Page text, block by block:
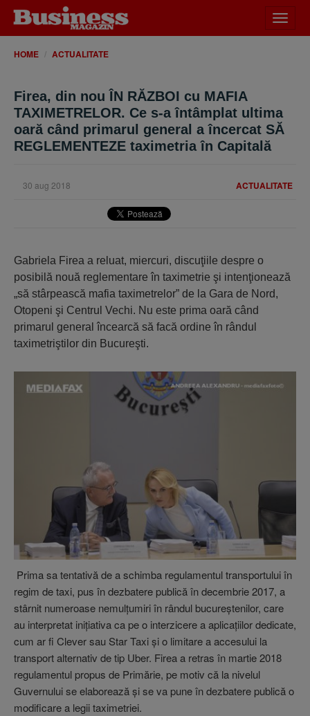
meniu
HOME ACTUALITATE
Firea, din nou ÎN RĂZBOI cu MAFIA
TAXIMETRELOR. Ce s-a întâmplat ultima
oară când primarul general a încercat SĂ
REGLEMENTEZE taximetria în Capitală
ACTUALITATE
30 aug 2018
Gabriela Firea a reluat, miercuri, discuţiile despre o
posibilă nouă reglementare în taximetrie şi intenţionează
„să stârpească mafia taximetrelor” de la Gara de Nord,
Otopeni şi Centrul Vechi. Nu este prima oară când
primarul general încearcă să facă ordine în rândul
taximetriştilor din Bucureşti.
Prima sa tentativă de a schimba regulamentul transportului în
regim de taxi, pus în dezbatere publică în decembrie 2017, a
stârnit numeroase nemulţumiri în rândul bucureştenilor, care
au interpretat iniţiativa ca pe o interzicere a aplicaţiilor dedicate,
cum ar fi Clever sau Star Taxi şi o limitare a accesului la
transport alternativ de tip Uber. Firea a retras în martie 2018
regulamentul propus de Primărie, pe motiv că la nivelul
Guvernului se elaborează şi se va pune în dezbatere publică o
modificare a legii taximetriei.